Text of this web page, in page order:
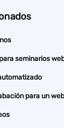
seminarios